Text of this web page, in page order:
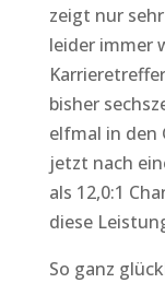
zeigt nur
leider immer
bisher
elfmal in den
jetzt nach
als 12,0:1
diese
So ganz